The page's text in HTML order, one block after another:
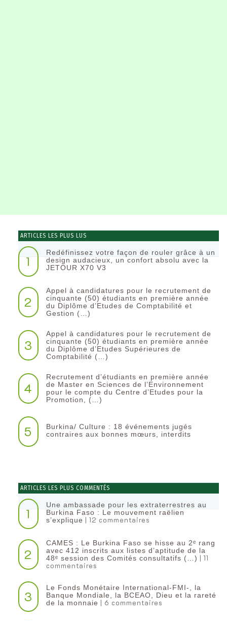
ARTICLES LES PLUS LUS
1
Redéfinissez votre façon de rouler grâce à un
design audacieux, un confort absolu avec la
JETOUR X70 V3
2
Appel à candidatures pour le recrutement de
cinquante (50) étudiants en première année
du Diplôme d’Etudes de Comptabilité et
Gestion (…)
3
Appel à candidatures pour le recrutement de
cinquante (50) étudiants en première année
du Diplôme d’Etudes Supérieures de
Comptabilité (…)
4
Recrutement d’étudiants en première année
de Master en Sciences de l’Environnement
pour le compte du Centre d’Etudes pour la
Promotion, (…)
5
Burkina/ Culture : 18 événements jugés
contraires aux bonnes mœurs, interdits
ARTICLES LES PLUS COMMENTÉS
1
Une ambassade pour les extraterrestres au
Burkina Faso : Le mouvement raëlien
s’explique | 12 commentaires
2
CAMES : Le Burkina Faso se hisse au 2ᵉ rang
avec 412 inscrits aux listes d’aptitude de la
48ᵉ session des Comités consultatifs (…) | 11
commentaires
3
Le Fonds Monétaire International-FMI-, la
Banque Mondiale, la BCEAO, Dieu et la rareté
de la monnaie | 6 commentaires